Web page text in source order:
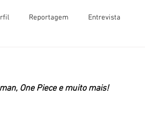
Reportagem Entrevista
One Piece e muito mais!